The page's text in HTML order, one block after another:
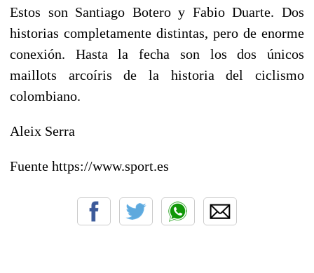
Estos son Santiago Botero y Fabio Duarte. Dos
historias completamente distintas, pero de enorme
conexión. Hasta la fecha son los dos únicos
maillots arcoíris de la historia del ciclismo
colombiano.
Aleix Serra
Fuente https://www.sport.es